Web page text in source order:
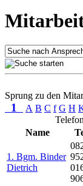
Sprung zu den
1 A B C f G H
Name
1. Bgm. Binder
Dietrich